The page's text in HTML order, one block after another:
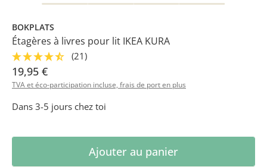
BOKPLATS
Étagères à livres pour lit IKEA KURA
(21)
19,95 €
TVA et éco-participation incluse, frais de port en plus
Dans 3-5 jours chez toi
Quantité de produit : Entrez la quantité
Ajouter au panier